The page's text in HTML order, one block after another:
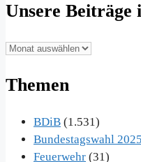
Unsere
Unsere
im
Themen
BDiB (1.531)
Bundestagswahl 2025
Feuerwehr (31)